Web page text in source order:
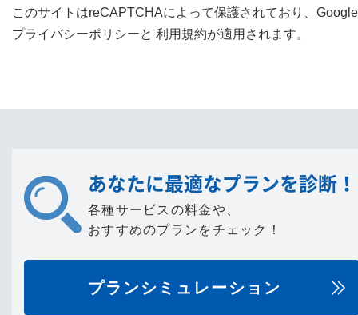
このサイトはreCAPTCHAによって保護されており、
プライバシーポリシーと 利用規約が適用されます。
あなたに最適なプランを診断！
各種サービスの料金や、
おすすめのプランをチェック！
プランシミュレーション